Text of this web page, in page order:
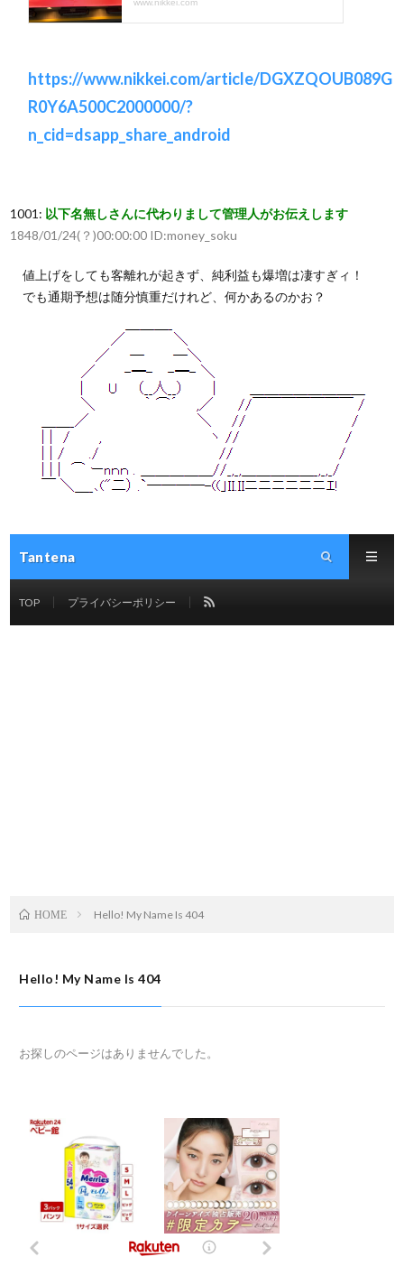
https://www.nikkei.com/article/DGXZQOUB089G
R0Y6A500C2000000/?
n_cid=dsapp_share_android
1001: 以下名無しさんに代わりまして管理人がお伝えします
1848/01/24(？)00:00:00 ID:money_soku
値上げをしても客離れが起きず、純利益も爆増は凄すぎィ！
でも通期予想は随分慎重だけれど、何かあるのかお？